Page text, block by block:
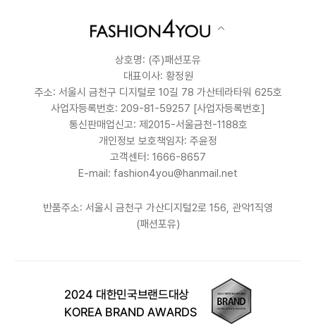
상호명: (주)패션포유
대표이사: 황정원
주소: 서울시 금천구 디지털로 10길 78 가산테라타워 625호
사업자등록번호: 209-81-59257 [사업자등록번호]
통신판매업신고: 제2015-서울금천-1188호
개인정보 보호책임자: 주윤정
고객센터: 1666-8657
E-mail: fashion4you@hanmail.net
반품주소: 서울시 금천구 가산디지털2로 156, 관악1직영
(패션포유)